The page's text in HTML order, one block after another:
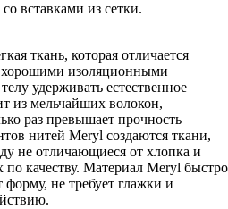
вставками из сетки.
ткань, которая отличается
изоляционными
удерживать естественное
из мельчайших волокон,
раз превышает прочность
нитей Meryl создаются ткани,
не отличающиеся от хлопка и
качеству. Материал Meryl быстро
форму, не требует глажки и